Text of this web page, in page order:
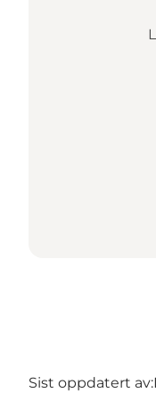
Sist oppdatert av: